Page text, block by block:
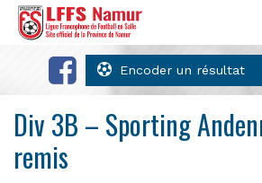
Encoder un résultat
Div 3B – Sporting
remis